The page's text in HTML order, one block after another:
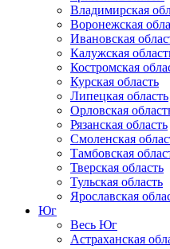
Владимирская
Воронежская
Ивановская
Калужская
Костромская
Курская область
Липецкая область
Орловская
Рязанская область
Смоленская
Тамбовская
Тверская область
Тульская область
Ярославская
Юг
Весь Юг
Астраханская